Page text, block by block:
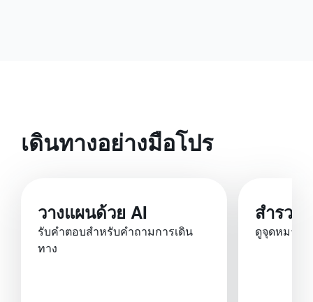
เดินทางอย่างมือโปร
วางแผนด้วย AI
รับคำตอบสำหรับคำถามการเดิน
ทาง
สำรวจ
ดูจุดหมาย